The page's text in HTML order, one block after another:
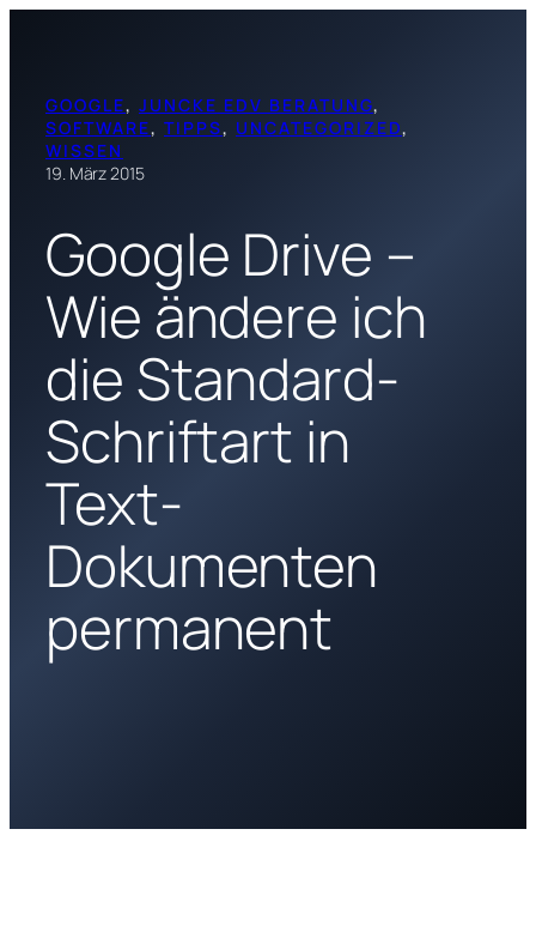
GOOGLE, JUNCKE EDV BERATUNG
SOFTWARE, TIPPS, UNCATEGORIZED
WISSEN
19. März 2015
Google Drive –
Wie ändere ich
die Standard-
Schriftart in
Text-
Dokumenten
permanent